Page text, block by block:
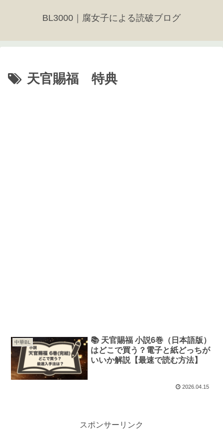
BL3000｜腐女子による読破ブログ
天官賜福 特典
中華BL
📚 天官賜福 小説6巻（日本語版）
はどこで買う？電子と紙どっちが
いいか解説【最速で読む方法】
2026.04.15
スポンサーリンク